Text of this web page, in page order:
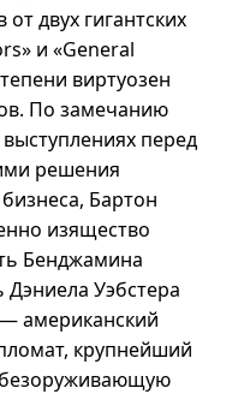
двух гигантских
и «General
виртуозен
По замечанию
перед
решения
Бартон
изящество
Бенджамина
Уэбстера
американский
крупнейший